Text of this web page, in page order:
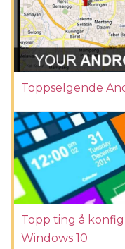
Toppselgende
Topp ting å
Windows 10